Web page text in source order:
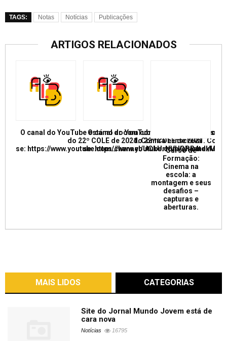
TAGS: Notas Notícias Publicações
ARTIGOS RELACIONADOS
O canal do YouTube está no ar com conferências e mesas
do 22º COLE de 2021. Confira e inscreva
se: https://www.youtube.com/channel/
O canal do YouTube está no ar com
do 22º COLE de 2021.
se: https://www.youtube.com/channel/
Curso de
Formação:
Cinema na
escola: a
montagem e seus
desafios –
capturas e
aberturas.
MAIS LIDOS CATEGORIAS
Site do Jornal Mundo Jovem está de
cara nova
Notícias 16795